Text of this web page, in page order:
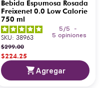
Bebida Espumosa Rosada
Freixenet 0.0 Low Calorie
750 ml
5 /5
-
5 opiniones
SKU: 38963
$299.00
$224.25
Agregar